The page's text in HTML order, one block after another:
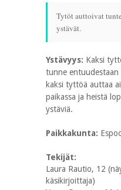
Tytöt auttoivat
ystävät.
Ystävyys: Kaksi
tunne entuudestaan
kaksi tyttöä auttaa
paikassa ja heistä
ystäviä.
Paikkakunta:
Tekijät:
Laura Rautio, 12
käsikirjoittaja)